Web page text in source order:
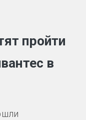
пройти
в